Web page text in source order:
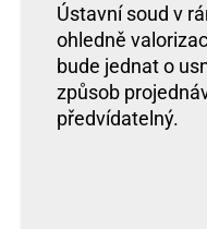
Ústavní soud v
ohledně
bude jednat o
způsob
předvídatelný.